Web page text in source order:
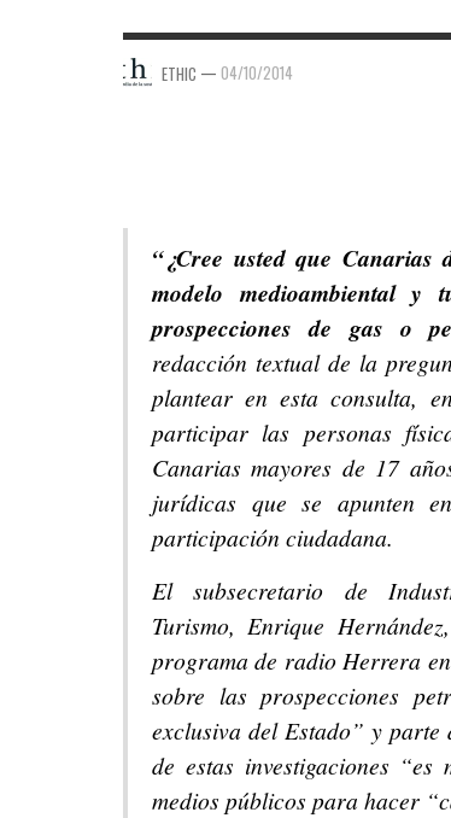
ETHIC — 04/10/2014
“¿Cree usted que Canarias
modelo medioambiental y
prospecciones de gas o
redacción textual de la
plantear en esta consulta,
participar las personas
Canarias mayores de 17
jurídicas que se apunten
participación ciudadana.
El subsecretario de
Turismo, Enrique
programa de radio Herrera
sobre las prospecciones
exclusiva del Estado” y parte
de estas investigaciones
medios públicos para hacer